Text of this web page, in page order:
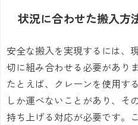
状況に合わせた搬入方
安全な搬入を実現するには、
切に組み合わせる必要がありま
たとえば、クレーンを使用す
しか運べないことがあり、そ
持ち上げる対応が必要です。